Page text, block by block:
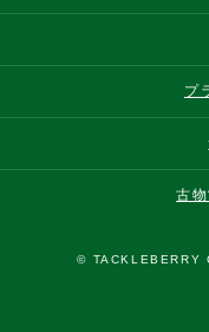
プ
古
© TACKLEBERRY